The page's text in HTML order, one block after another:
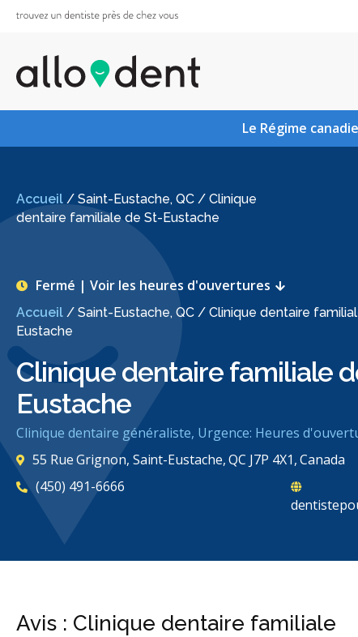
Le Régime
Accueil / Saint-Eustache, QC / Clinique
dentaire familiale de St-Eustache
Accueil / Saint-Eustache, QC / Clinique dentaire
Eustache
Clinique dentaire familiale
Eustache
Clinique dentaire généraliste, Urgence: Heures
Fermé | Voir les heures d'ouvertures
55 Rue Grignon, Saint-Eustache, QC J7P 4X1, Canada
(450) 491-6666
Avis : Clinique dentaire familiale